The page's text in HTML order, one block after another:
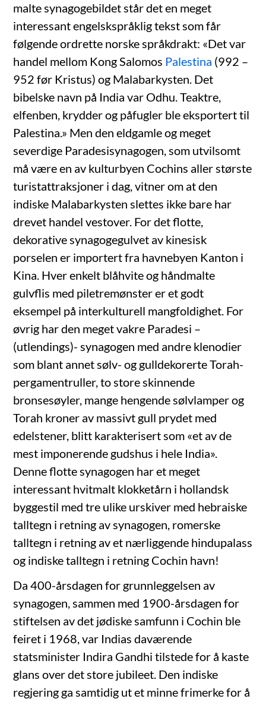
malte synagogebildet står det en meget
interessant engelskspråklig tekst som får
følgende ordrette norske språkdrakt: «Det var
handel mellom Kong Salomos Palestina (992 –
952 før Kristus) og Malabarkysten. Det
bibelske navn på India var Odhu. Teaktre,
elfenben, krydder og påfugler ble eksportert til
Palestina.» Men den eldgamle og meget
severdige Paradesisynagogen, som utvilsomt
må være en av kulturbyen Cochins aller største
turistattraksjoner i dag, vitner om at den
indiske Malabarkysten slettes ikke bare har
drevet handel vestover. For det flotte,
dekorative synagogegulvet av kinesisk
porselen er importert fra havnebyen Kanton i
Kina. Hver enkelt blåhvite og håndmalte
gulvflis med piletremønster er et godt
eksempel på interkulturell mangfoldighet. For
øvrig har den meget vakre Paradesi –
(utlendings)- synagogen med andre klenodier
som blant annet sølv- og gulldekorerte Torah-
pergamentruller, to store skinnende
bronsesøyler, mange hengende sølvlamper og
Torah kroner av massivt gull prydet med
edelstener, blitt karakterisert som «et av de
mest imponerende gudshus i hele India».
Denne flotte synagogen har et meget
interessant hvitmalt klokketårn i hollandsk
byggestil med tre ulike urskiver med hebraiske
talltegn i retning av synagogen, romerske
talltegn i retning av et nærliggende hindupalass
og indiske talltegn i retning Cochin havn!
Da 400-årsdagen for grunnleggelsen av
synagogen, sammen med 1900-årsdagen for
stiftelsen av det jødiske samfunn i Cochin ble
feiret i 1968, var Indias daværende
statsminister Indira Gandhi tilstede for å kaste
glans over det store jubileet. Den indiske
regjering ga samtidig ut et minne frimerke for å